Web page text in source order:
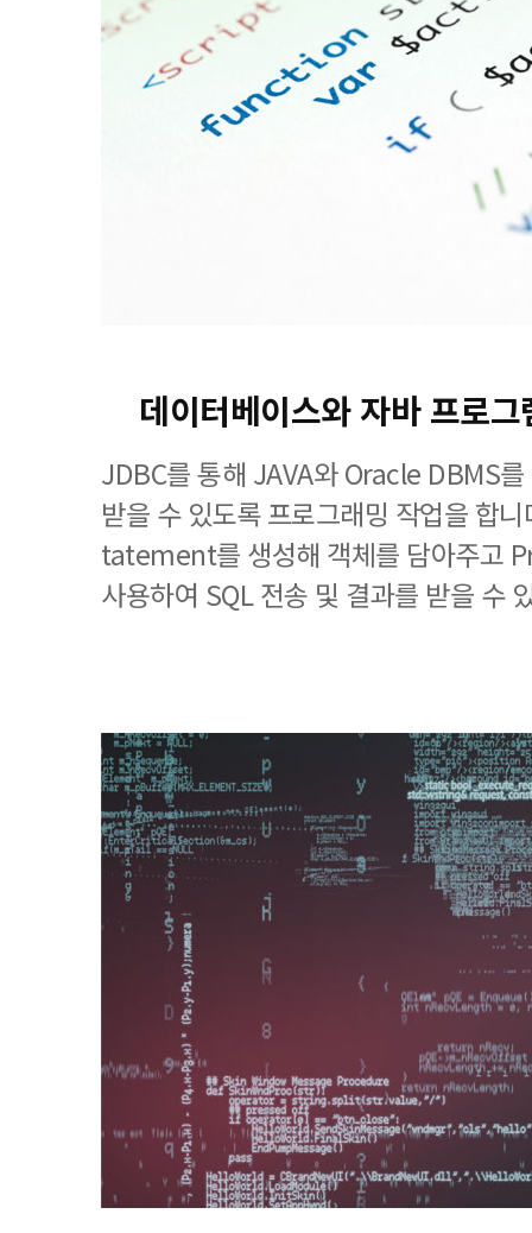
데이터베이스와 자바 프로그
JDBC를 통해 JAVA와 Oracle DBMS
받을 수 있도록 프로그래밍 작업을 합
tatement를 생성해 객체를 담아주고
사용하여 SQL 전송 및 결과를 받을 수